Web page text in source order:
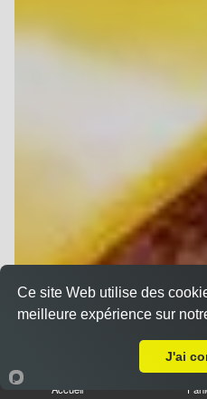
Accueil
Ce site Web utilise des
meilleure expérience sur
J'ai